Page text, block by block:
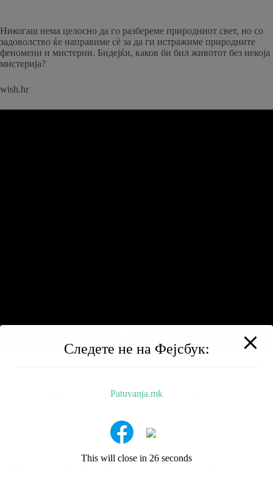
Никогаш нема целосно да го разбереме природниот свет, но со
задоволство ќе направиме сè за да ги истражиме природните
феномени и мистерии. Бидејќи, каков би бил животот без некоја
мистерија?
wish.hr
BALKAN TRIP
НИЗ МАКЕДОНИЈА
Следете не на Фејсбук:
Patuvanja.mk
This will close in 25 seconds